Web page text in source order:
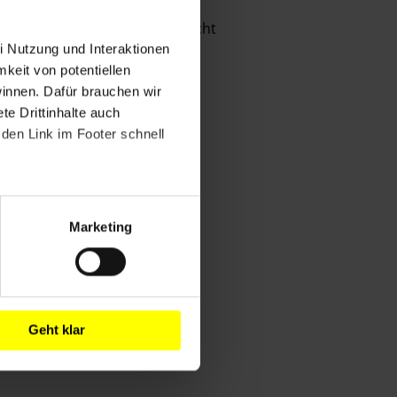
Nutzung und Interaktionen
von potentiellen
Dafür brauchen wir
Drittinhalte auch
Link im Footer schnell
Marketing
Geht klar
Menschenrechtler vor Gericht